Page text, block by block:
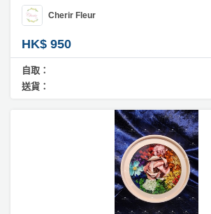
Cherir Fleur
HK$ 950
自取：
送貨：